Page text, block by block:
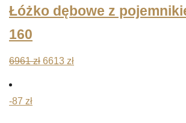
Łóżko dębowe z
160
6961zł Pierwotna
6613 złAktualna
-87 zł